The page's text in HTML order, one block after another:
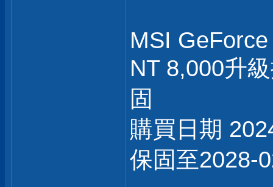
MSI
NT 8,000升
固
購買日期
保固至2028-